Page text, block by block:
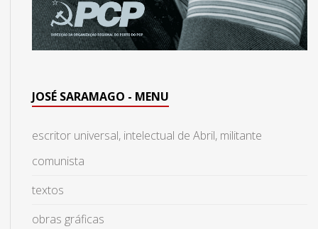
JOSÉ SARAMAGO - MENU
escritor universal, intelectual de Abril, militante
comunista
textos
obras gráficas